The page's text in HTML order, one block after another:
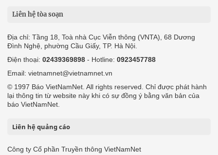
Liên hệ tòa soạn
Địa chỉ: Tầng 18, Toà nhà Cục Viễn thông (VNTA), 68 Dương
Đình Nghệ, phường Cầu Giấy, TP. Hà Nội.
Điện thoại: 02439369898 - Hotline: 0923457788
Email: vietnamnet@vietnamnet.vn
© 1997 Báo VietNamNet. All rights reserved. Chỉ được phát hành
lại thông tin từ website này khi có sự đồng ý bằng văn bản của
báo VietNamNet.
Liên hệ quảng cáo
Công ty Cổ phần Truyền thông VietNamNet